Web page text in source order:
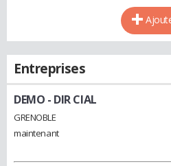
Entreprises
DEMO - DIR CIAL
GRENOBLE
maintenant